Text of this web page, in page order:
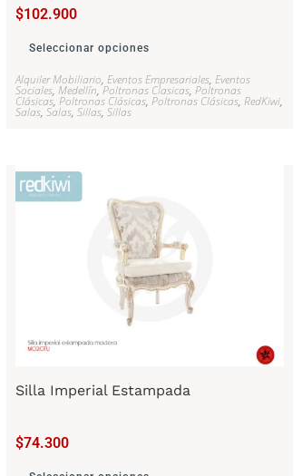
$102.900
Seleccionar opciones
Alquiler Mobiliario, Eventos Empresariales, Eventos
Sociales, Medellín,Poltronas Clasicas, Poltronas
Clásicas, Poltronas Clásicas, Poltronas Clásicas, RedKiwi,
Salas, Salas, Sillas, Sillas
Silla Imperial Estampada
$74.300